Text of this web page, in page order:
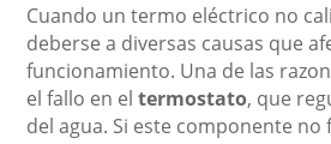
Cuando un termo eléctrico no
deberse a diversas causas que
funcionamiento. Una de las
el fallo en eltermostato, que
del agua. Si este componente no